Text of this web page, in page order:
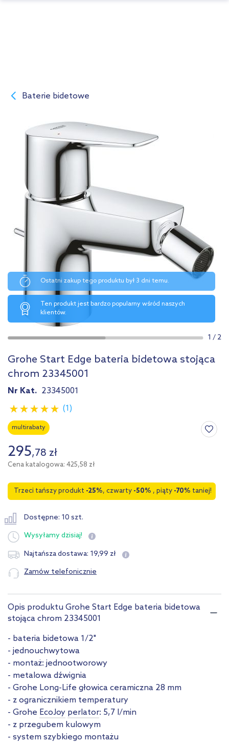
Baterie bidetowe
Ostatni zakup tego produktu był 3 dni temu.
Ten produkt jest bardzo popularny wśród naszych
klientów.
1 /2
Grohe Start Edge bateria bidetowa stojąca
chrom 23345001
Nr Kat. 23345001
(1)
multirabaty
295,78 zł
Cena katalogowa: 425,58 zł
Trzeci tańszy produkt -25%, czwarty -50% , piąty -70% taniej!
Dostępne: 10 szt.
Wysyłamydzisiaj!
Najtańsza dostawa: 19,99 zł
Zamów telefonicznie
Opis produktu Grohe Start Edge bateria bidetowa
stojąca chrom 23345001
- bateria bidetowa 1/2"
- jednouchwytowa
- montaż: jednootworowy
- metalowa dźwignia
- Grohe Long-Life głowica ceramiczna 28 mm
- z ogranicznikiem temperatury
- Grohe EcoJoy perlator: 5,7 l/min
- z przegubem kulowym
- system szybkiego montażu